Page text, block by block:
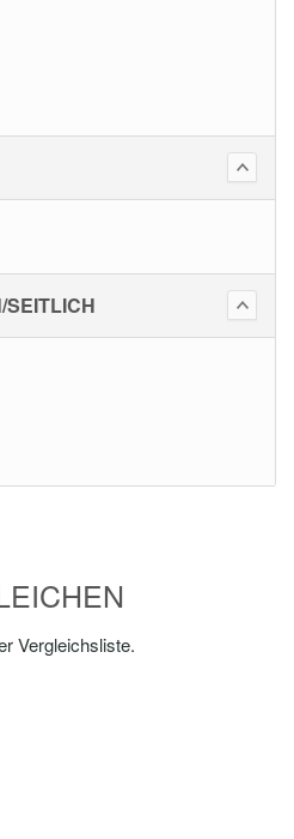
SEITLICH
Vergleichsliste.